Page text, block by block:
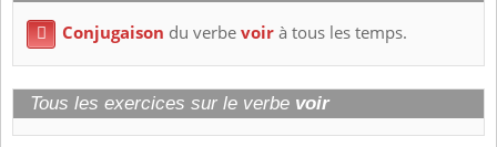
 Conjugaison du verbevoirà tous les temps.
Tous les exercices sur le verbe voir